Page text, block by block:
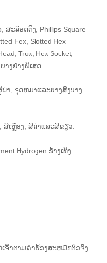
ສະລັອດຕິງ, Phillips Square
Hex, Slotted Hex
Trox, Hex Socket,
າງຢ່າງພິເສດ.
າ, ຈຸດຫມາແລະບາງສິ່ງບາງ
ສີເຫຼືອງ, ສີດໍາແລະສີຂຽວ.
Hydrogen ຂ້າງເທິງ.
ຈົ້າຕາມຄໍາຮ້ອງສະຫມັກຕົວຈິງ